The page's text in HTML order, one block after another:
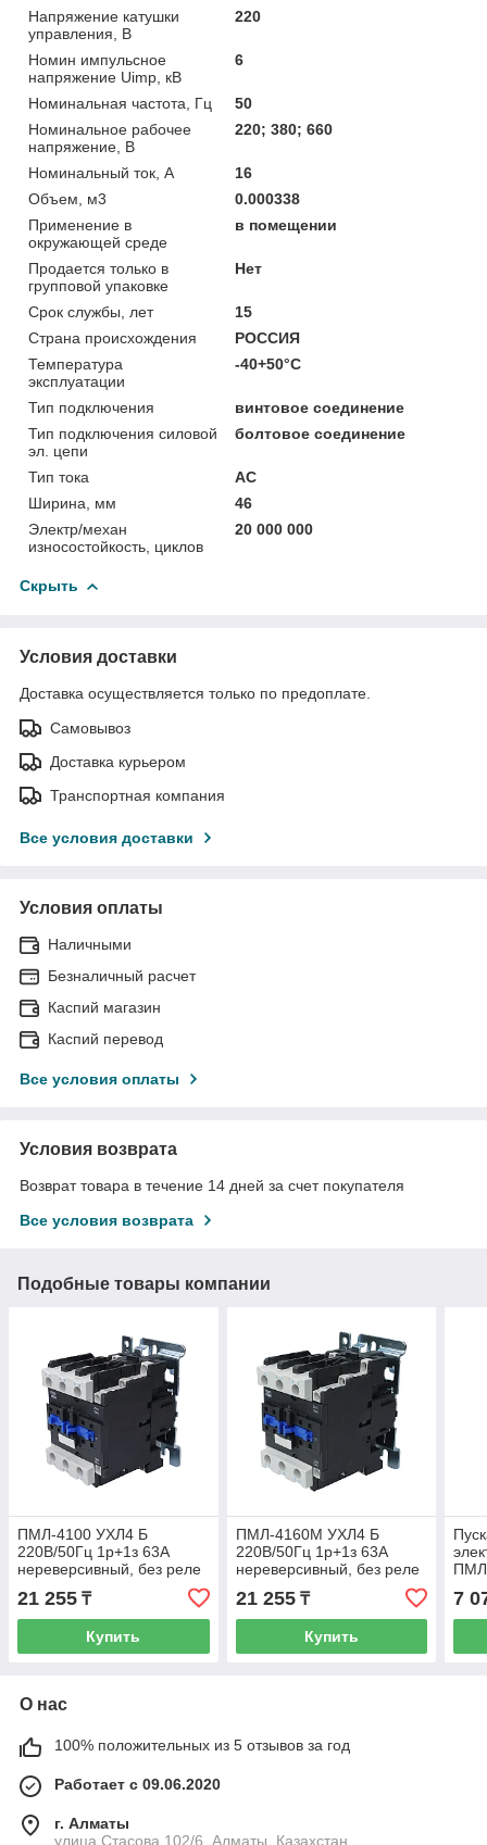
Напряжение катушки
управления, В
220
Номин импульсное
напряжение Uimp, кВ
6
Номинальная частота, Гц
50
Номинальное рабочее
напряжение, В
220; 380; 660
Номинальный ток, А
16
Объем, м3
0.000338
Применение в
окружающей среде
в помещении
Продается только в
групповой упаковке
Нет
Срок службы, лет
15
Страна происхождения
РОССИЯ
Температура
эксплуатации
-40+50°C
Тип подключения
винтовое соединение
Тип подключения силовой
эл. цепи
болтовое соединение
Тип тока
AC
Ширина, мм
46
Электр/механ
износостойкость, циклов
20 000 000
Скрыть
Условия доставки
Доставка осуществляется только по предоплате.
Самовывоз
Доставка курьером
Транспортная компания
Все условия доставки
Условия оплаты
Наличными
Безналичный расчет
Каспий магазин
Каспий перевод
Все условия оплаты
Условия возврата
Возврат товара в течение 14 дней за счет покупателя
Все условия возврата
Подобные товары компании
ПМЛ-4100 УХЛ4 Б
220В/50Гц 1р+1з 63А
нереверсивный, без реле
IP00 пускатель
электромагнитный (ЭТ)
21 255 ₸
Купить
ПМЛ-4160М УХЛ4 Б
220В/50Гц 1р+1з 63А
нереверсивный, без реле
IP20 пускатель
электромагнитный (ЭТ)
21 255₸
Купить
7
О нас
100% положительных из 5 отзывов за год
Работает с 09.06.2020
г. Алматы
улица Стасова 102/6, Алматы, Казахстан